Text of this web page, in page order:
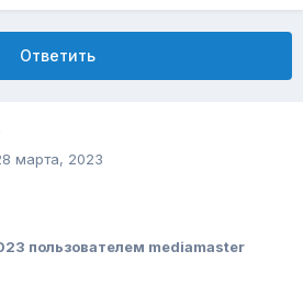
Ответить
марта, 2023
пользователем mediamaster